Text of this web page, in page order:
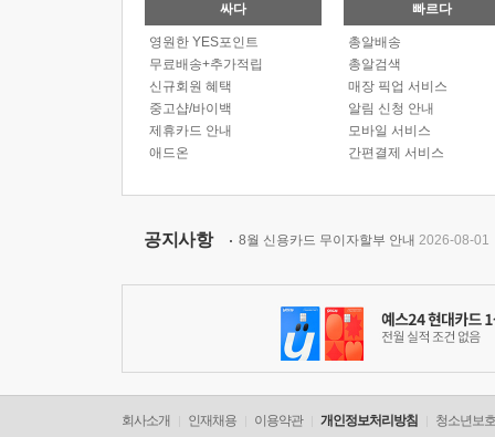
싸다
영원한 YES포인트
무료배송+추가적립
신규회원 혜택
중고샵/바이백
제휴카드 안내
애드온
빠르다
총알배송
총알검색
매장 픽업 서비스
알림 신청 안내
모바일 서비스
간편결제 서비스
공지사항 8월 신용카드 무이자할부 안내 2026-08-01
회사소개 인재채용 이용약관 개인정보처리방침 청소년보